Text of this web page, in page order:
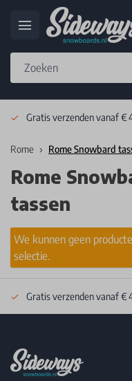
Gratis verzenden vanaf €
Rome Rome Snowbard
Rome
tassen
We kunnen geen
selectie.
Gratis verzenden vanaf €